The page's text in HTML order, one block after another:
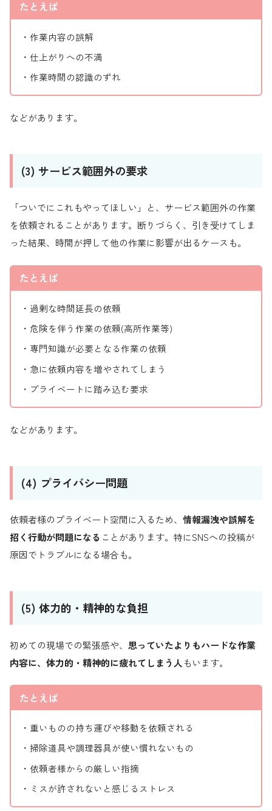
たとえば
・作業内容の誤解
・仕上がりへの不満
・作業時間の認識のずれ
などがあります。
(3) サービス範囲外の要求
「ついでにこれもやってほしい」と、サービス範囲外の作業
を依頼されることがあります。断りづらく、引き受けてしま
った結果、時間が押して他の作業に影響が出るケースも。
たとえば
・過剰な時間延長の依頼
・危険を伴う作業の依頼(高所作業等)
・専門知識が必要となる作業の依頼
・急に依頼内容を増やされてしまう
・プライベートに踏み込む要求
などがあります。
(4) プライバシー問題
依頼者様のプライベート空間に入るため、 情報漏洩や誤解を
招く行動が問題になる ことがあります。特にSNSへの投稿が
原因でトラブルになる場合も。
(5) 体力的・精神的な負担
初めての現場での緊張感や、 思っていたよりもハードな作業
内容に、体力的・精神的に疲れてしまう人 もいます。
たとえば
・重いものの持ち運びや移動を依頼される
・掃除道具や調理器具が使い慣れないもの
・依頼者様からの厳しい指摘
・ミスが許されないと感じるストレス